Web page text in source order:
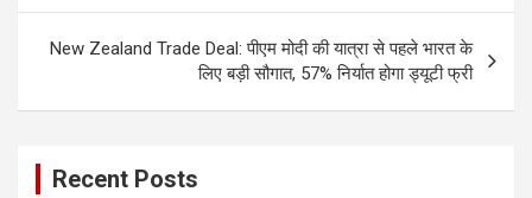
New Zealand Trade Deal: पीएम मोदी की यात्रा से पहले भारत के
लिए बड़ी सौगात, 57% निर्यात होगा ड्यूटी फ्री
Recent Posts